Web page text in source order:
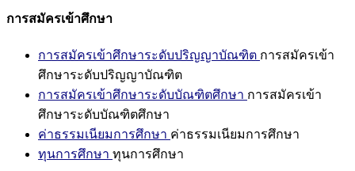
การสมัครเข้าศึกษา
การสมัครเข้าศึกษาระดับปริญญาบัณฑิต การสมัครเข้า
ศึกษาระดับปริญญาบัณฑิต
การสมัครเข้าศึกษาระดับบัณฑิตศึกษา การสมัครเข้า
ศึกษาระดับบัณฑิตศึกษา
ค่าธรรมเนียมการศึกษา ค่าธรรมเนียมการศึกษา
ทุนการศึกษา ทุนการศึกษา